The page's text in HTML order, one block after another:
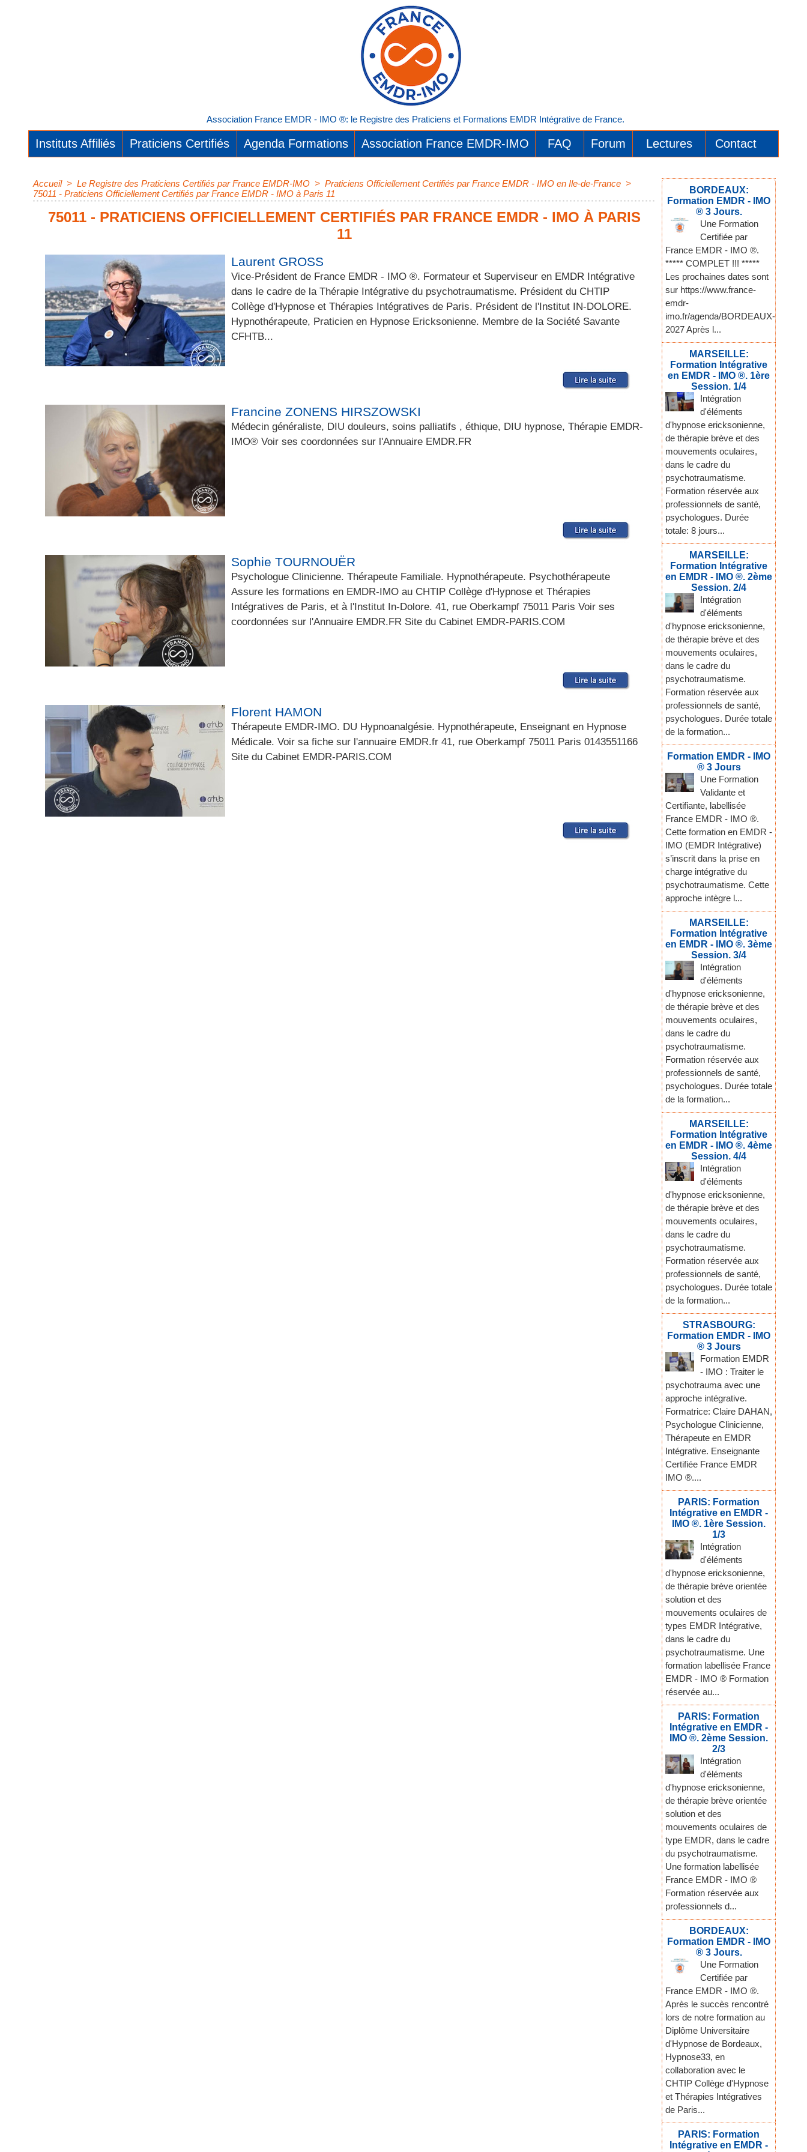
Association France EMDR - IMO ®: le Registre des Praticiens et Formations EMDR Intégrative de France.
Instituts Affiliés Praticiens Certifiés Agenda Formations Association France EMDR-IMO FAQ Forum Lectures Contact
Accueil > Le Registre des Praticiens Certifiés par France EMDR-IMO > Praticiens Officiellement Certifiés par France EMDR - IMO en Ile-de-France >
75011 - Praticiens Officiellement Certifiés par France EMDR - IMO à Paris 11
75011 - PRATICIENS OFFICIELLEMENT CERTIFIÉS PAR FRANCE EMDR - IMO À PARIS
11
Laurent GROSS
Vice-Président de France EMDR - IMO ®. Formateur et Superviseur en EMDR Intégrative
dans le cadre de la Thérapie Intégrative du psychotraumatisme. Président du CHTIP
Collège d'Hypnose et Thérapies Intégratives de Paris. Président de l'Institut IN-DOLORE.
Hypnothérapeute, Praticien en Hypnose Ericksonienne. Membre de la Société Savante
CFHTB...
Francine ZONENS HIRSZOWSKI
Médecin généraliste, DIU douleurs, soins palliatifs , éthique, DIU hypnose, Thérapie EMDR-
IMO® Voir ses coordonnées sur l'Annuaire EMDR.FR
Sophie TOURNOUËR
Psychologue Clinicienne. Thérapeute Familiale. Hypnothérapeute. Psychothérapeute
Assure les formations en EMDR-IMO au CHTIP Collège d'Hypnose et Thérapies
Intégratives de Paris, et à l'Institut In-Dolore. 41, rue Oberkampf 75011 Paris Voir ses
coordonnées sur l'Annuaire EMDR.FR Site du Cabinet EMDR-PARIS.COM
Florent HAMON
Thérapeute EMDR-IMO. DU Hypnoanalgésie. Hypnothérapeute, Enseignant en Hypnose
Médicale. Voir sa fiche sur l'annuaire EMDR.fr 41, rue Oberkampf 75011 Paris 0143551166
Site du Cabinet EMDR-PARIS.COM
BORDEAUX:
Formation EMDR - IMO
® 3 Jours.
Une Formation
Certifiée par
France EMDR - IMO ®.
***** COMPLET !!! *****
Les prochaines dates sont
sur https://www.france-
emdr-
imo.fr/agenda/BORDEAUX-
2027 Après l...
MARSEILLE:
Formation Intégrative
en EMDR - IMO ®. 1ère
Session. 1/4
Intégration
d'éléments
d'hypnose ericksonienne,
de thérapie brève et des
mouvements oculaires,
dans le cadre du
psychotraumatisme.
Formation réservée aux
professionnels de santé,
psychologues. Durée
totale: 8 jours...
MARSEILLE:
Formation Intégrative
en EMDR - IMO ®. 2ème
Session. 2/4
Intégration
d'éléments
d'hypnose ericksonienne,
de thérapie brève et des
mouvements oculaires,
dans le cadre du
psychotraumatisme.
Formation réservée aux
professionnels de santé,
psychologues. Durée totale
de la formation...
Formation EMDR - IMO
® 3 Jours
Une Formation
Validante et
Certifiante, labellisée
France EMDR - IMO ®.
Cette formation en EMDR -
IMO (EMDR Intégrative)
s’inscrit dans la prise en
charge intégrative du
psychotraumatisme. Cette
approche intègre l...
MARSEILLE:
Formation Intégrative
en EMDR - IMO ®. 3ème
Session. 3/4
Intégration
d'éléments
d'hypnose ericksonienne,
de thérapie brève et des
mouvements oculaires,
dans le cadre du
psychotraumatisme.
Formation réservée aux
professionnels de santé,
psychologues. Durée totale
de la formation...
MARSEILLE:
Formation Intégrative
en EMDR - IMO ®. 4ème
Session. 4/4
Intégration
d'éléments
d'hypnose ericksonienne,
de thérapie brève et des
mouvements oculaires,
dans le cadre du
psychotraumatisme.
Formation réservée aux
professionnels de santé,
psychologues. Durée totale
de la formation...
STRASBOURG:
Formation EMDR - IMO
® 3 Jours
Formation EMDR
- IMO : Traiter le
psychotrauma avec une
approche intégrative.
Formatrice: Claire DAHAN,
Psychologue Clinicienne,
Thérapeute en EMDR
Intégrative. Enseignante
Certifiée France EMDR
IMO ®....
PARIS: Formation
Intégrative en EMDR -
IMO ®. 1ère Session.
1/3
Intégration
d'éléments
d'hypnose ericksonienne,
de thérapie brève orientée
solution et des
mouvements oculaires de
types EMDR Intégrative,
dans le cadre du
psychotraumatisme. Une
formation labellisée France
EMDR - IMO ® Formation
réservée au...
PARIS: Formation
Intégrative en EMDR -
IMO ®. 2ème Session.
2/3
Intégration
d'éléments
d'hypnose ericksonienne,
de thérapie brève orientée
solution et des
mouvements oculaires de
type EMDR, dans le cadre
du psychotraumatisme.
Une formation labellisée
France EMDR - IMO ®
Formation réservée aux
professionnels d...
BORDEAUX:
Formation EMDR - IMO
® 3 Jours.
Une Formation
Certifiée par
France EMDR - IMO ®.
Après le succès rencontré
lors de notre formation au
Diplôme Universitaire
d'Hypnose de Bordeaux,
Hypnose33, en
collaboration avec le
CHTIP Collège d'Hypnose
et Thérapies Intégratives
de Paris...
PARIS: Formation
Intégrative en EMDR -